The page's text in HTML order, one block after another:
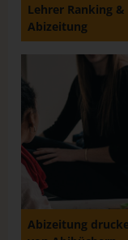
Lehrer Ranking
Abizeitung
Abizeitung